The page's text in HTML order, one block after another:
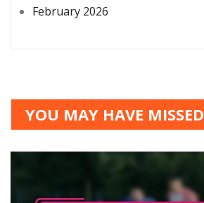
February 2026
YOU MAY HAVE MISSED